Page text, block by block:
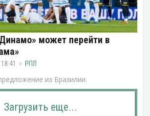
может перейти в
РПЛ
из Бразилии.
Загрузить еще...